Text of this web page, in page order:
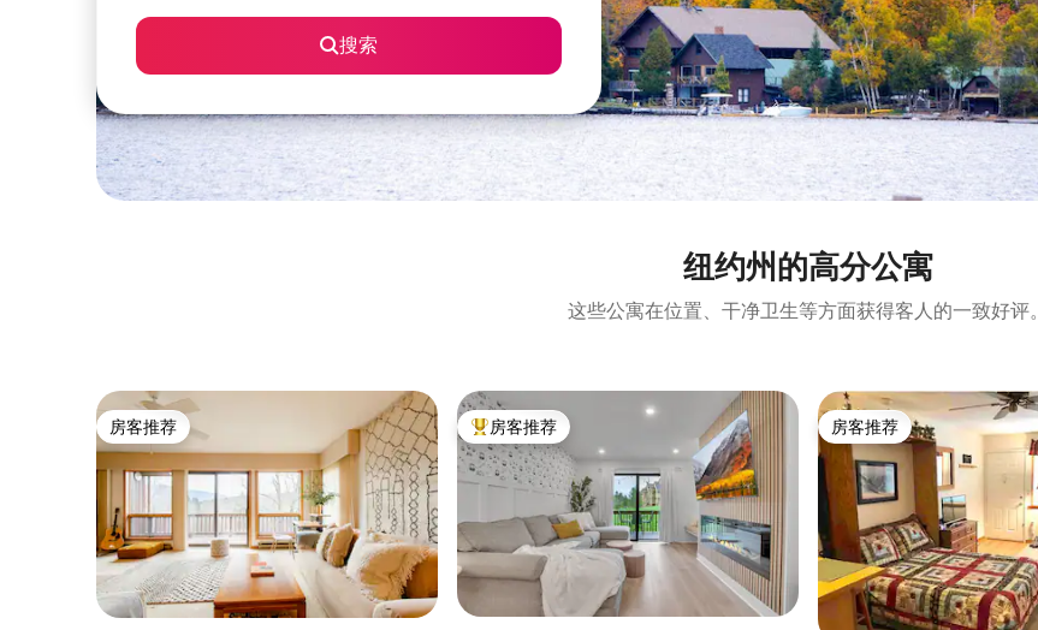
搜索
纽约州的高分公寓
这些公寓在位置、干净卫生等方面获得客人的一致好评。
房客推荐
房客推荐 热门「房客推荐」
房客推荐 房客推荐
房客推荐